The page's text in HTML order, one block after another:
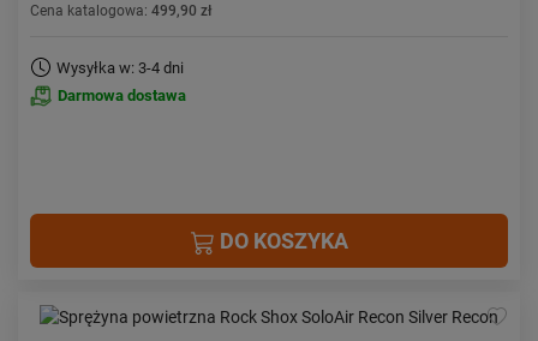
Cena katalogowa: 499,90 zł
Wysyłka w: 3-4 dni
Darmowa dostawa
DO KOSZYKA